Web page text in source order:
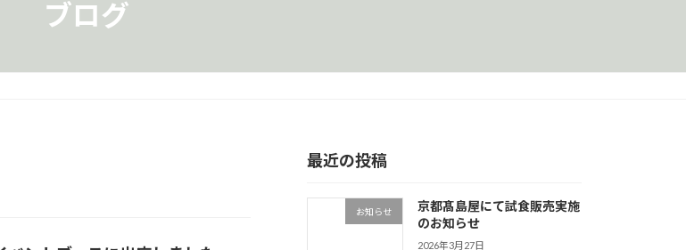
ブログ
最近の投稿
お知らせ
京都髙島屋にて試食販売実施
のお知らせ
2026年3月27日